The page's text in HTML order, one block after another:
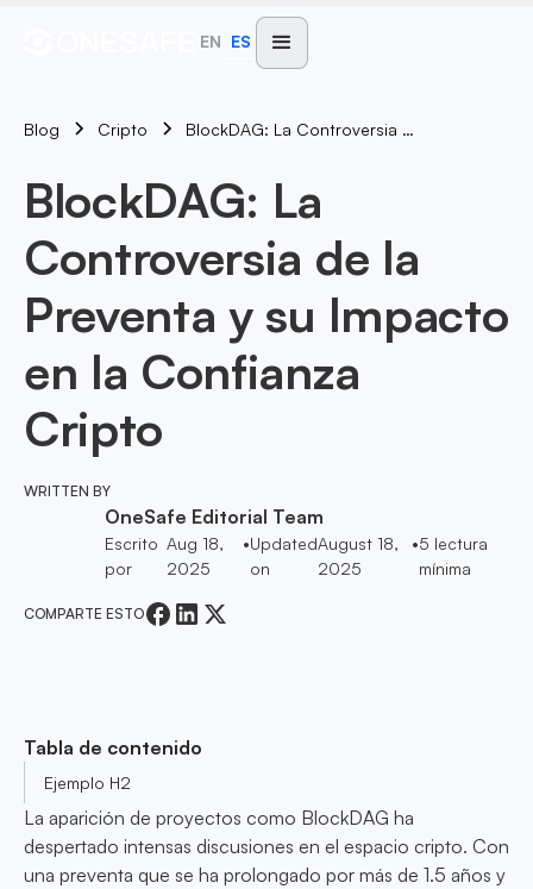
EN ES
Blog Cripto BlockDAG: La Controversia De La Preventa Y Su Impacto En La Confianza Cripto
BlockDAG: La
Controversia de la
Preventa y su Impacto
en la Confianza
Cripto
WRITTEN BY
OneSafe Editorial Team
Escrito
por
Aug 18,
2025
•Updated
on
August 18,
2025
•5 lectura
mínima
COMPARTE ESTO
Tabla de contenido
Ejemplo H2
La aparición de proyectos como BlockDAG ha
despertado intensas discusiones en el espacio cripto. Con
una preventa que se ha prolongado por más de 1.5 años y